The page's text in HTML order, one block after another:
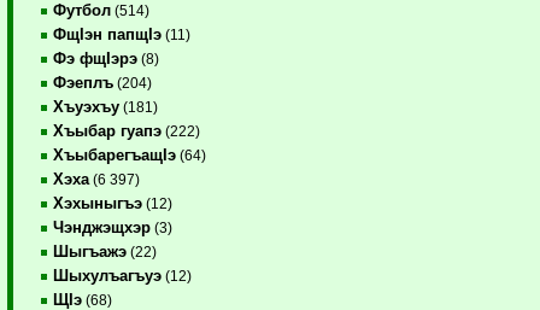
Футбол (514)
ФщIэн папщIэ (11)
Фэ фщIэрэ (8)
Фэеплъ (204)
Хъуэхъу (181)
Хъыбар гуапэ (222)
ХъыбарегъащIэ (64)
Хэха (6 397)
Хэхыныгъэ (12)
Чэнджэщхэр (3)
Шыгъажэ (22)
Шыхулъагъуэ (12)
ЩIэ (68)